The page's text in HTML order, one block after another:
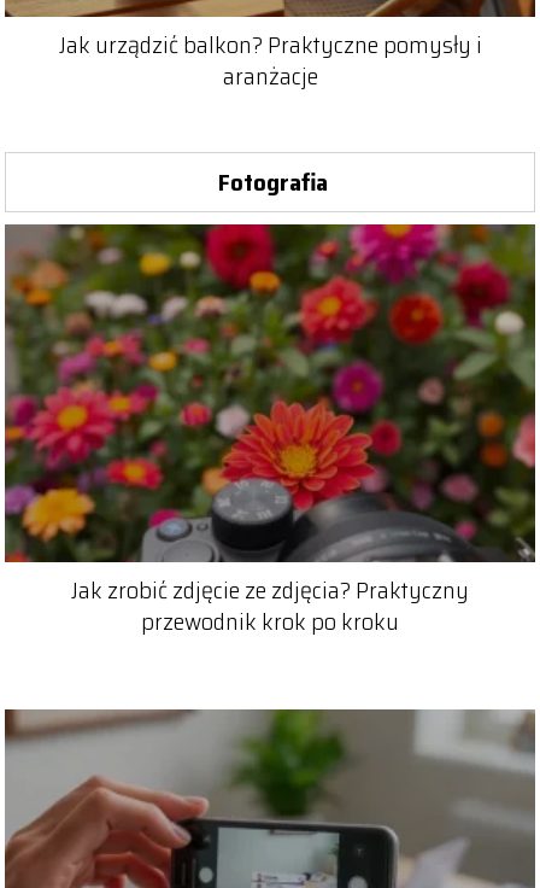
Jak urządzić balkon? Praktyczne pomysły i
aranżacje
Fotografia
Jak zrobić zdjęcie ze zdjęcia? Praktyczny
przewodnik krok po kroku